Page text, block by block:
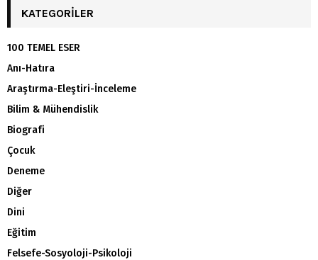
KATEGORILER
100 TEMEL ESER
Anı-Hatıra
Araştırma-Eleştiri-İnceleme
Bilim & Mühendislik
Biografi
Çocuk
Deneme
Diğer
Dini
Eğitim
Felsefe-Sosyoloji-Psikoloji